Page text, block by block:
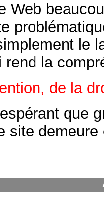
Web
le
rend la
de la
que
site